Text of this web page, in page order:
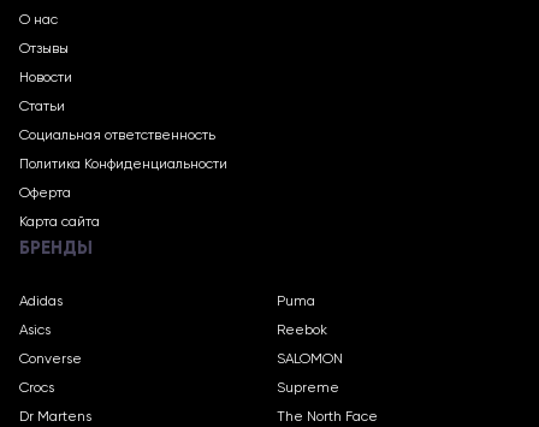
О нас
Отзывы
Новости
Статьи
Социальная ответственность
Политика Конфиденциальности
Оферта
Карта сайта
БРЕНДЫ
Adidas
Asics
Converse
Crocs
Dr Martens
Puma
Reebok
SALOMON
Supreme
The North Face